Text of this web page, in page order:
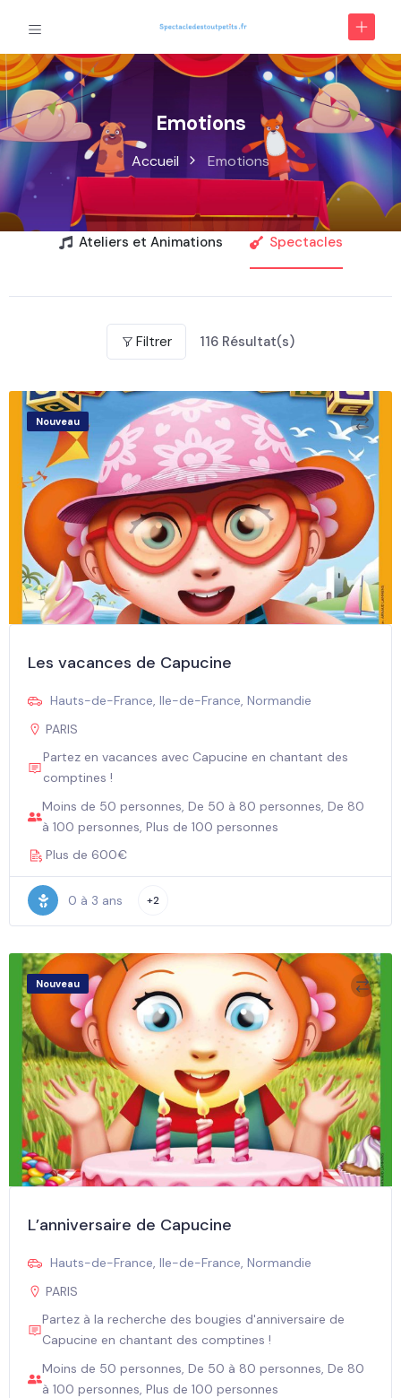
Emotions
Accueil Emotions
Ateliers et Animations Spectacles
Filtrer 116 Résultat(s)
Nouveau
Les vacances de Capucine
Hauts-de-France, Ile-de-France, Normandie
PARIS
Partez en vacances avec Capucine en chantant des
comptines !
Moins de 50 personnes, De 50 à 80 personnes, De 80
à 100 personnes, Plus de 100 personnes
Plus de 600€
0 à 3 ans +2
Nouveau
L’anniversaire de Capucine
Hauts-de-France, Ile-de-France, Normandie
PARIS
Partez à la recherche des bougies d'anniversaire de
Capucine en chantant des comptines !
Moins de 50 personnes, De 50 à 80 personnes, De 80
à 100 personnes, Plus de 100 personnes